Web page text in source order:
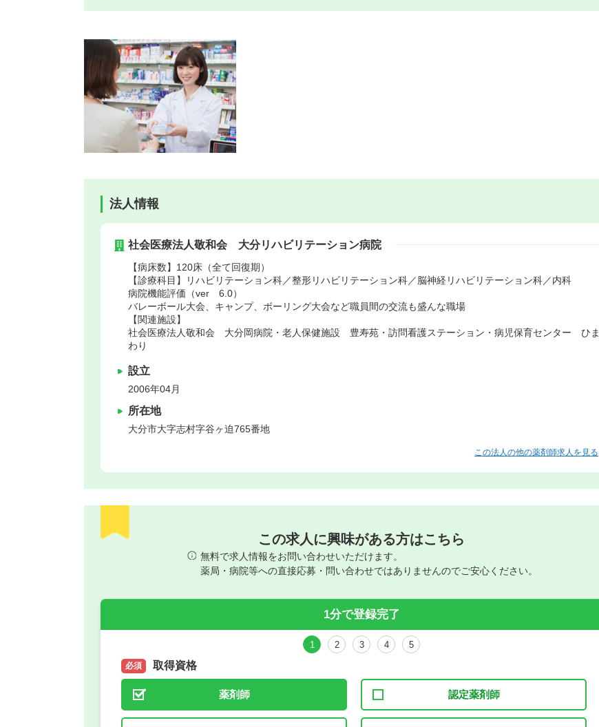
法人情報
社会医療法人敬和会 大分リハビリテーション病院
【病床数】120床（全て回復期）
【診療科目】リハビリテーション科／整形リハビリテーション科／脳神経リハビリテーション科／内科
病院機能評価（ver 6.0）
バレーボール大会、キャンプ、ボーリング大会など職員間の交流も盛んな職場
【関連施設】
社会医療法人敬和会 大分岡病院・老人保健施設 豊寿苑・訪問看護ステーション・病児保育センター ひま
わり
設立
2006年04月
所在地
大分市大字志村字谷ヶ迫765番地
この法人の他の薬剤師求人を見る
この求人に興味がある方はこちら
無料で求人情報をお問い合わせいただけます。
薬局・病院等への直接応募・問い合わせではありませんのでご安心ください。
1分で登録完了
1 2 3 4 5
必須 取得資格
薬剤師 認定薬剤師